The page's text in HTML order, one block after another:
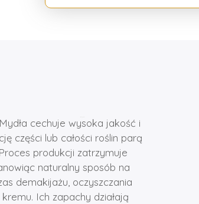
cechuje wysoka jakość i
części lub całości roślin parą
produkcji zatrzymuje
naturalny sposób na
demakijażu, oczyszczania
Ich zapachy działają